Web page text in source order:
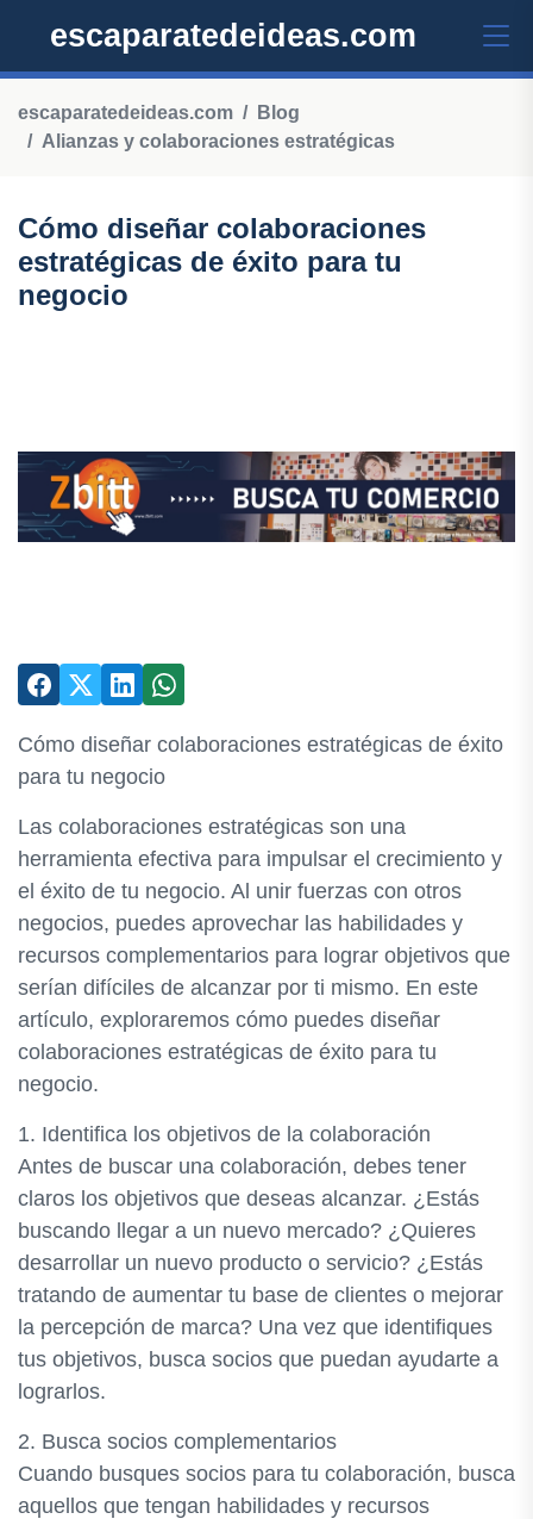
escaparatedeideas.com
escaparatedeideas.com
Blog
Alianzas y colaboraciones estratégicas
Cómo diseñar colaboraciones
estratégicas de éxito para tu
negocio
Cómo diseñar colaboraciones estratégicas de éxito
para tu negocio
Las colaboraciones estratégicas son una
herramienta efectiva para impulsar el crecimiento y
el éxito de tu negocio. Al unir fuerzas con otros
negocios, puedes aprovechar las habilidades y
recursos complementarios para lograr objetivos que
serían difíciles de alcanzar por ti mismo. En este
artículo, exploraremos cómo puedes diseñar
colaboraciones estratégicas de éxito para tu
negocio.
1. Identifica los objetivos de la colaboración
Antes de buscar una colaboración, debes tener
claros los objetivos que deseas alcanzar. ¿Estás
buscando llegar a un nuevo mercado? ¿Quieres
desarrollar un nuevo producto o servicio? ¿Estás
tratando de aumentar tu base de clientes o mejorar
la percepción de marca? Una vez que identifiques
tus objetivos, busca socios que puedan ayudarte a
lograrlos.
2. Busca socios complementarios
Cuando busques socios para tu colaboración, busca
aquellos que tengan habilidades y recursos